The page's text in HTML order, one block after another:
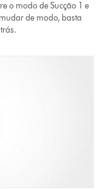
o modo de Sucção 1 e
de modo, basta